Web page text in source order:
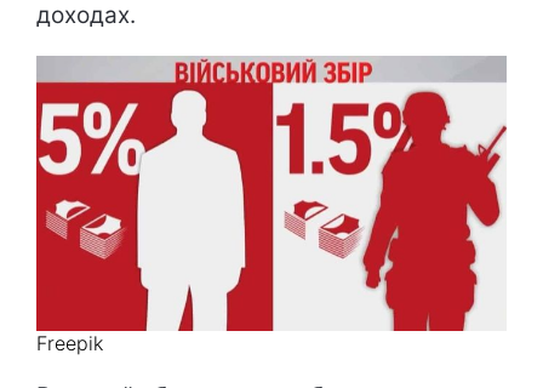
доходах.
Freepik